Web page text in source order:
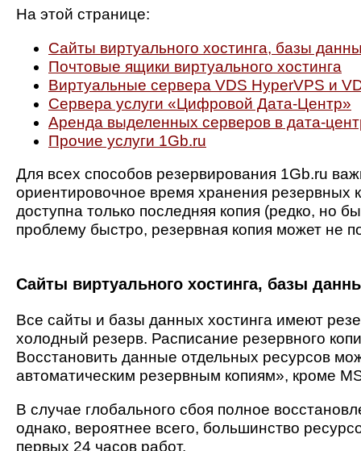
На этой странице:
Сайты виртуального хостинга, базы
Почтовые ящики виртуального хостинга
Виртуальные сервера VDS HyperVPS и
Сервера услуги «Цифровой Дата-Центр»
Аренда выделенных серверов в дата-
Прочие услуги 1Gb.ru
Для всех способов резервирования 1Gb.ru
ориентировочное время хранения резервных
доступна только последняя копия (редко, но
проблему быстро, резервная копия может не
Сайты виртуального хостинга, базы
Все сайты и базы данных хостинга имеют
холодный резерв. Расписание резервного
Восстановить данные отдельных ресурсов
автоматическим резервным копиям», кроме
В случае глобального сбоя полное
однако, вероятнее всего, большинство
первых 24 часов работ.